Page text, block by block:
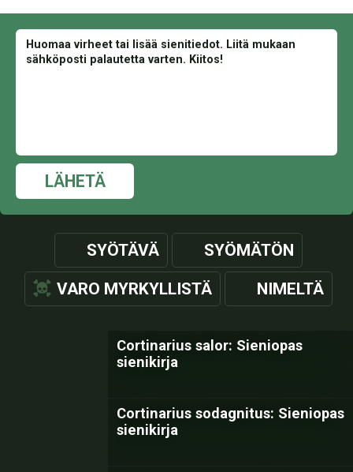
LÄHETÄ
SYÖTÄVÄ SYÖMÄTÖN
VARO MYRKYLLISTÄ NIMELTÄ
Cortinarius salor: Sieniopas
sienikirja
Cortinarius sodagnitus: Sieniopas
sienikirja